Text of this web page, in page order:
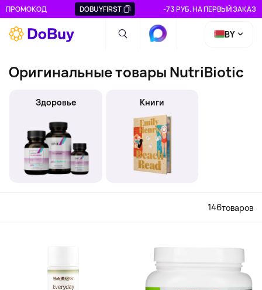
ПРОМОКОД DOBUYFIRST -73 РУБ. НА ПЕРВЫЙ ЗАКАЗ
BY
Оригинальные товары NutriBiotic
Здоровье Книги
146товаров